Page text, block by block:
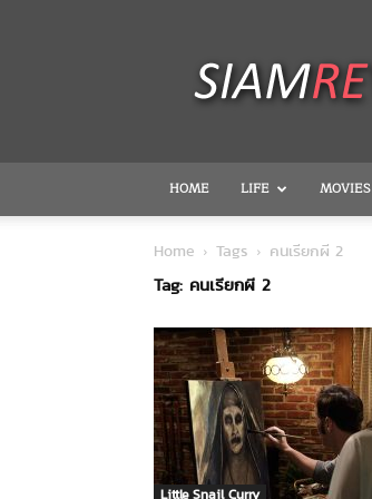
HOME LIFE MOVIES
Home Tags คนเรียกผี 2
Tag: คนเรียกผี 2
Little Snail Curry